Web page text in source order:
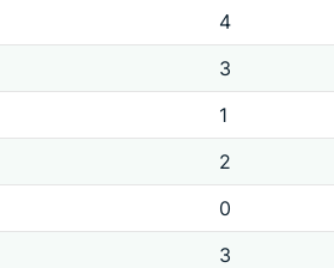
4
3
1
2
0
3